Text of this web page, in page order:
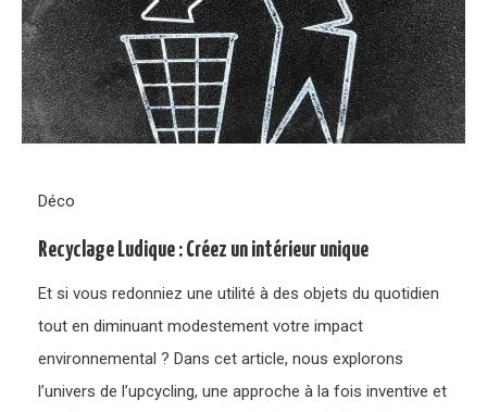
Déco
Recyclage Ludique : Créez un intérieur unique
Et si vous redonniez une utilité à des objets du quotidien
tout en diminuant modestement votre impact
environnemental ? Dans cet article, nous explorons
l’univers de l’upcycling, une approche à la fois inventive et